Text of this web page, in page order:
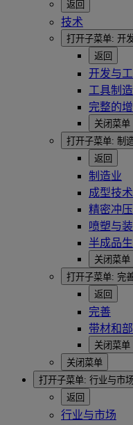
返回
技术
打开子菜单: 开
返回
开发与
工具制造
完整的
关闭菜单
打开子菜单: 制
返回
制造业
成型技
精密冲
喷塑与
半成品
关闭菜单
打开子菜单: 完
返回
完善
带材和
关闭菜单
关闭菜单
打开子菜单: 行业与市
返回
行业与市场